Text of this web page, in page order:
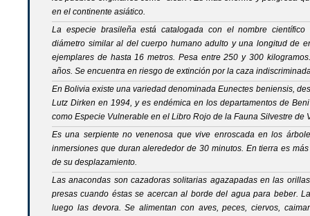
en el continente asiático.
La especie brasileña está catalogada con el nombre científico
diámetro similar al del cuerpo humano adulto y una longitud de
ejemplares de hasta 16 metros. Pesa entre 250 y 300
años. Se encuentra en riesgo de extinción por la caza
En Bolivia existe una variedad denominadaEunectes beniensis,
Lutz Dirken en 1994, y es endémica en los departamentos de
como Especie Vulnerable en el Libro Rojo de la Fauna Silvestre de
Es una serpiente no venenosa que vive enroscada en los
inmersiones que duran alerededor de 30 minutos. En tierra es
de su desplazamiento.
Las anacondas son cazadoras solitarias agazapadas en las
presas cuando éstas se acercan al borde del agua para beber.
luego las devora. Se alimentan con aves, peces, ciervos,